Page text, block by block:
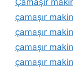
Çamaşır
çamaşır
çamaşır
çamaşır
çamaşır